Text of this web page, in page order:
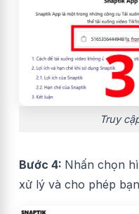
Truy
Bước 4: Nhấn chọn
xử lý và cho phép